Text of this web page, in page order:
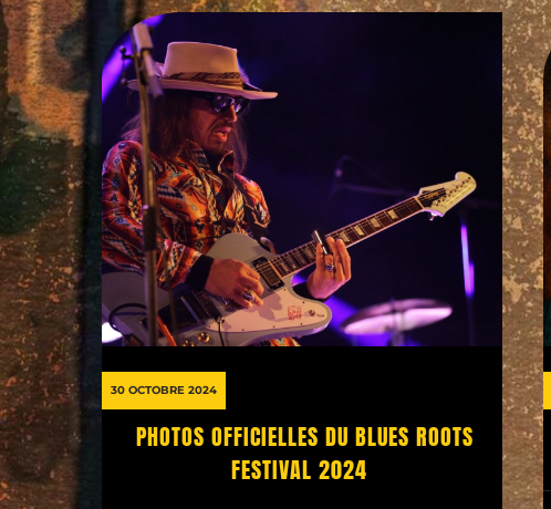
30 OCTOBRE 2024
PHOTOS OFFICIELLES DU BLUES ROOTS
FESTIVAL 2024